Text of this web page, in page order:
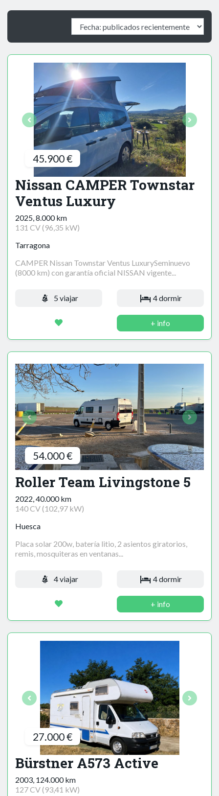
45.900 €
Nissan CAMPER Townstar
Ventus Luxury
2025, 8.000 km
131 CV (96,35 kW)
Tarragona
CAMPER Nissan Townstar Ventus LuxurySeminuevo
(8000 km) con garantía oficial NISSAN vigente...
5 viajar 4 dormir
+ info
54.000 €
Roller Team Livingstone 5
2022, 40.000 km
140 CV (102,97 kW)
Huesca
Placa solar 200w, batería litio, 2 asientos giratorios,
remis, mosquiteras en ventanas...
4 viajar 4 dormir
+ info
27.000 €
Bürstner A573 Active
2003, 124.000 km
127 CV (93,41 kW)